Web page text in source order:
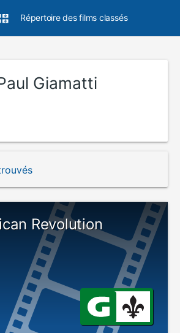
Répertoire des films classés
Giamatti
Revolution